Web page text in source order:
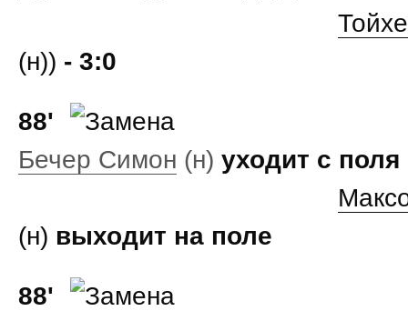
(н)) - 3:0
88'
Бечер Симон (н) уходит с поля
(н) выходит на поле
88'